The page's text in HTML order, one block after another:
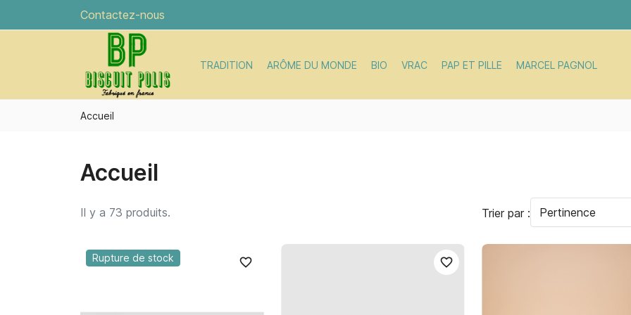
Contactez-nous
TRADITION ARÔME DU MONDE BIO VRAC PAP ET PILLE MARCEL PAGNOL
Accueil
Accueil
Il y a 73 produits. Trier par : Pertinence
Rupture de stock favorite_border favorite_border